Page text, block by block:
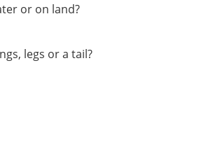
or on land?
legs or a tail?